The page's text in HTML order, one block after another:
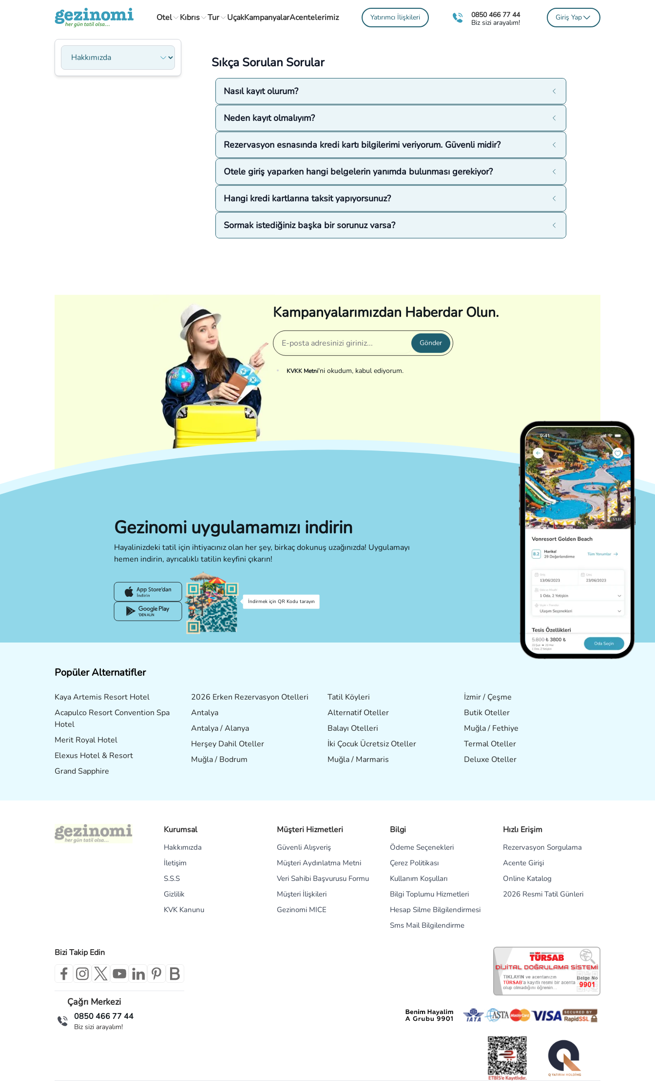
Otel Kıbrıs Tur UçakKampanyalarAcentelerimiz Yatırımcı İlişkileri
0850 466 77 44
Biz sizi arayalım!
Giriş Yap
Sayfa Seçin
Sıkça Sorulan Sorular
Nasıl kayıt olurum?
Neden kayıt olmalıyım?
Rezervasyon esnasında kredi kartı bilgilerimi veriyorum. Güvenli midir?
Otele giriş yaparken hangi belgelerin yanımda bulunması gerekiyor?
Hangi kredi kartlarına taksit yapıyorsunuz?
Sormak istediğiniz başka bir sorunuz varsa?
Kampanyalarımızdan Haberdar Olun.
Gönder
KVKK Metni'ni okudum, kabul ediyorum.
Gezinomi uygulamamızı indirin
Hayalinizdeki tatil için ihtiyacınız olan her şey, birkaç dokunuş uzağınızda! Uygulamayı
hemen indirin, ayrıcalıklı tatilin keyfini çıkarın!
İndirmek için QR Kodu tarayın
Popüler Alternatifler
Kaya Artemis Resort Hotel
Acapulco Resort Convention Spa
Hotel
Merit Royal Hotel
Elexus Hotel & Resort
Grand Sapphire
2026 Erken Rezervasyon Otelleri
Antalya
Antalya / Alanya
Herşey Dahil Oteller
Muğla / Bodrum
Tatil Köyleri
Alternatif Oteller
Balayı Otelleri
İki Çocuk Ücretsiz Oteller
Muğla / Marmaris
İzmir / Çeşme
Butik Oteller
Muğla / Fethiye
Termal Oteller
Deluxe Oteller
Kurumsal
Hakkımızda
İletişim
S.S.S
Gizlilik
KVK Kanunu
Müşteri Hizmetleri
Güvenli Alışveriş
Müşteri Aydınlatma Metni
Veri Sahibi Başvurusu Formu
Müşteri İlişkileri
Gezinomi MICE
Bilgi
Ödeme Seçenekleri
Çerez Politikası
Kullanım Koşulları
Bilgi Toplumu Hizmetleri
Hesap Silme Bilgilendirmesi
Sms Mail Bilgilendirme
Hızlı Erişim
Rezervasyon Sorgulama
Acente Girişi
Online Katalog
2026 Resmi Tatil Günleri
Bizi Takip Edin
Çağrı Merkezi
0850 466 77 44
Biz sizi arayalım!